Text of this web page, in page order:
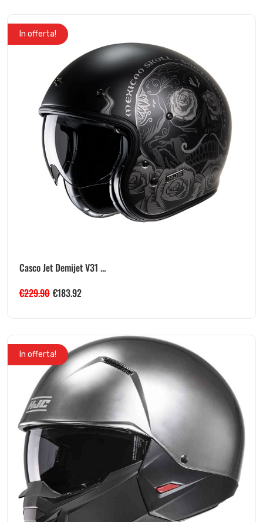
In offerta!
Casco Jet Demijet V31 ...
€229.90 €183.92
In offerta!